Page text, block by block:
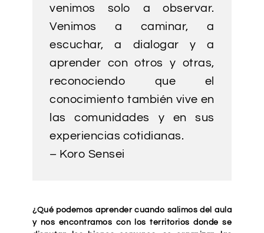
venimos solo a observar.
Venimos a caminar, a
escuchar, a dialogar y a
aprender con otros y otras,
reconociendo que el
conocimiento también vive en
las comunidades y en sus
experiencias cotidianas.
– Koro Sensei
¿Qué podemos aprender cuando salimos del aula
y nos encontramos con los territorios donde se